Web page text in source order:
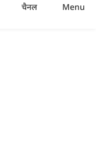
चैनल Menu